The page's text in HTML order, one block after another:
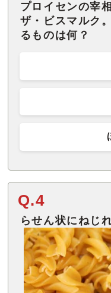
プロイセンの宰
ザ・ビスマルク
るものは何？
Q.4